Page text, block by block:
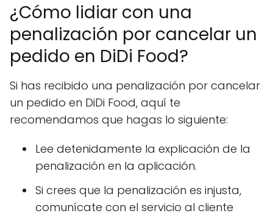
¿Cómo lidiar con una
penalización por cancelar un
pedido en DiDi Food?
Si has recibido una penalización por cancelar
un pedido en DiDi Food, aquí te
recomendamos que hagas lo siguiente:
Lee detenidamente la explicación de la
penalización en la aplicación.
Si crees que la penalización es injusta,
comunícate con el servicio al cliente